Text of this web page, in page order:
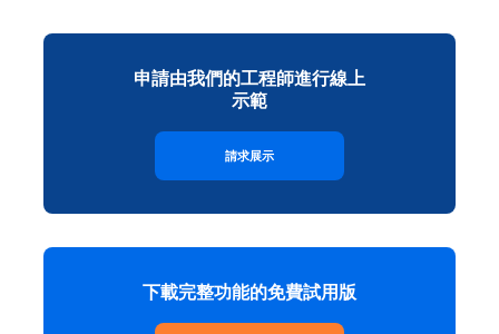
申請由我們的工程師進行線上
示範
請求展示
下載完整功能的免費試用版